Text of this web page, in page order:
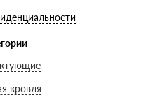
кровля